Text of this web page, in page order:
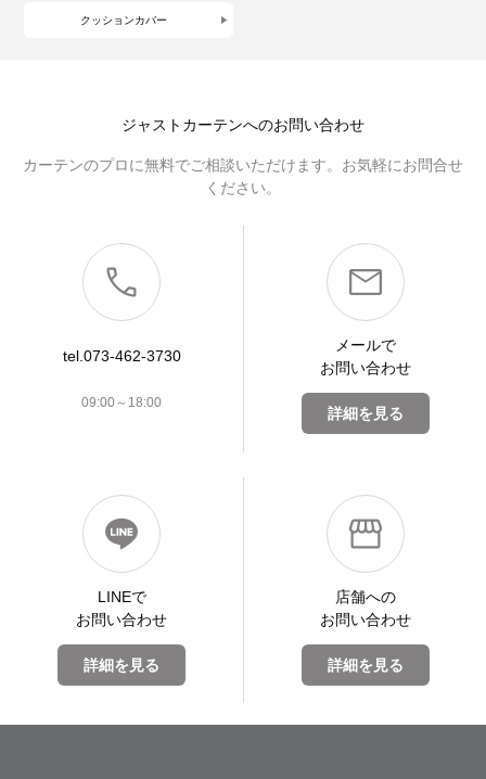
クッションカバー
ジャストカーテンへのお問い合わせ
カーテンのプロに無料でご相談いただけます。お気軽にお問合せ
ください。
tel.073-462-3730
09:00～18:00
メールで
お問い合わせ
詳細を見る
LINEで
お問い合わせ
詳細を見る
店舗への
お問い合わせ
詳細を見る